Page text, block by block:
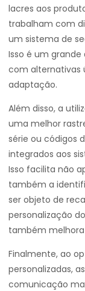
lacres aos
trabalham com
um sistema de
Isso é um
com alternativas
adaptação.
Além disso, a
uma melhor
série ou códigos
integrados aos
Isso facilita não
também a
ser objeto de
personalização
também
Finalmente, ao
personalizadas,
comunicação